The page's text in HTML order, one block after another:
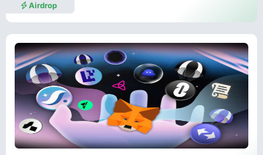
Airdrop